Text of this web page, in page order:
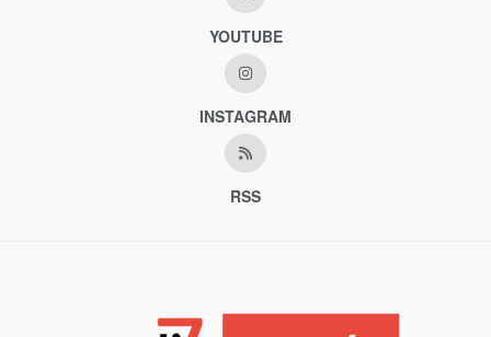
YOUTUBE
INSTAGRAM
RSS